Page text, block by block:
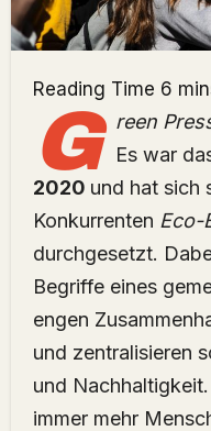
G reen
Es war
2020 und hat sich
Konkurrenten Eco-
durchgesetzt.
Begriffe eines
engen
und zentralisieren
und
immer mehr